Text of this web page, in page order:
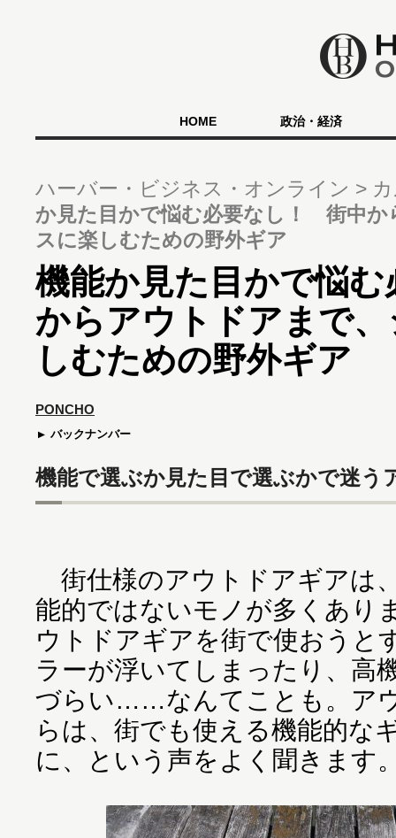
HOME 政治・経済
ハーバー・ビジネス・オンライン
か見た目かで悩む必要なし！ 街中か
スに楽しむための野外ギア
機能か見た目かで悩
からアウトドアまで
しむための野外ギア
PONCHO
バックナンバー
機能で選ぶか見た目で選ぶかで迷う
街仕様のアウトドアギアは
能的ではないモノが多くあり
ウトドアギアを街で使おうと
ラーが浮いてしまったり、高
づらい……なんてことも。ア
らは、街でも使える機能的な
に、という声をよく聞きます